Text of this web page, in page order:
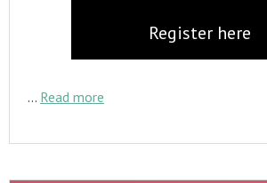
Register here
… Read more